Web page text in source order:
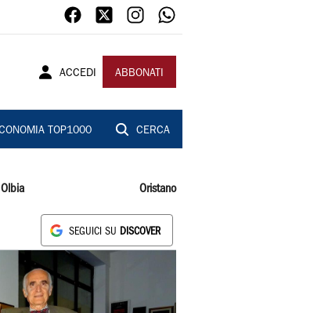
ACCEDI ABBONATI
TOP1000 CERCA
Olbia Oristano
SEGUICI SU DISCOVER